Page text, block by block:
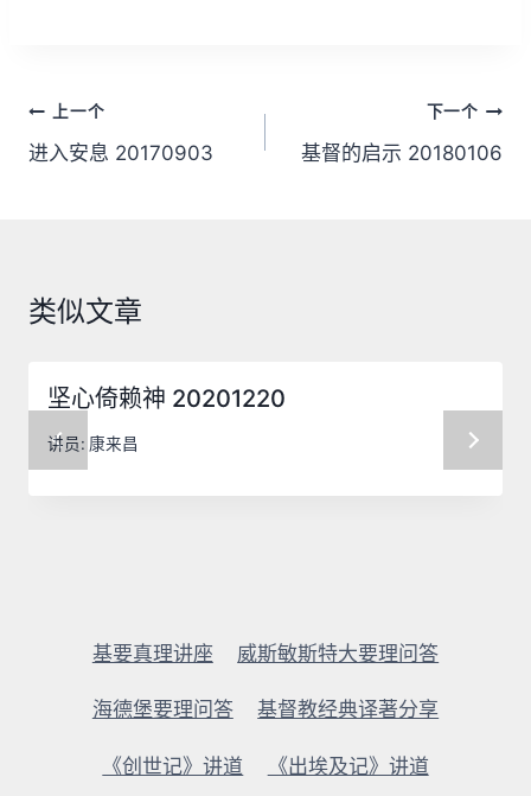
文
章
上一个
进入安息 20170903
下一个
基督的启示 20180106
类似文章
坚心倚赖神 20201220
讲员: 康来昌
基要真理讲座 威斯敏斯特大要理问答
海德堡要理问答 基督教经典译著分享
《创世记》讲道 《出埃及记》讲道